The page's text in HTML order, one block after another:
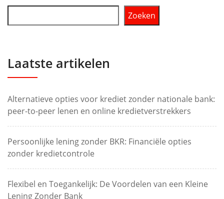
Zoeken
Laatste artikelen
Alternatieve opties voor krediet zonder nationale bank:
peer-to-peer lenen en online kredietverstrekkers
Persoonlijke lening zonder BKR: Financiële opties
zonder kredietcontrole
Flexibel en Toegankelijk: De Voordelen van een Kleine
Lening Zonder Bank